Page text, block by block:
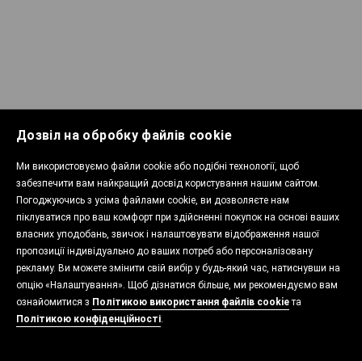
Дозвіл на обробку файлів cookie
Ми використовуємо файли cookie або подібні технології, щоб
забезпечити вам найкращий досвід користування нашим сайтом.
Погоджуючись з усіма файлами cookie, ви дозволяєте нам
піклуватися про ваш комфорт при здійсненні покупок на основі ваших
власних уподобань, звичок і налаштовувати відображення нашої
пропозиції індивідуально до ваших потреб або персоналізовану
рекламу. Ви можете змінити свій вибір у будь-який час, натиснувши на
опцію «Налаштування». Щоб дізнатися більше, ми рекомендуємо вам
ознайомитися з Політикою використання файлів cookieта
Політикою конфіденційності.